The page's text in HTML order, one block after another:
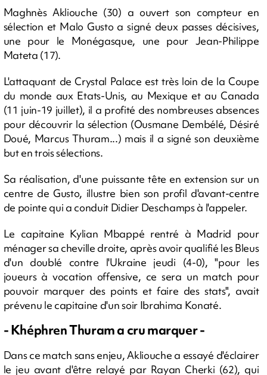
Maghnès Akliouche (30) a ouvert son compteur en
sélection et Malo Gusto a signé deux passes décisives,
une pour le Monégasque, une pour Jean-Philippe
Mateta (17).
L'attaquant de Crystal Palace est très loin de la Coupe
du monde aux Etats-Unis, au Mexique et au Canada
(11 juin-19 juillet), il a profité des nombreuses absences
pour découvrir la sélection (Ousmane Dembélé, Désiré
Doué, Marcus Thuram...) mais il a signé son deuxième
but en trois sélections.
Sa réalisation, d'une puissante tête en extension sur un
centre de Gusto, illustre bien son profil d'avant-centre
de pointe qui a conduit Didier Deschamps à l'appeler.
Le capitaine Kylian Mbappé rentré à Madrid pour
ménager sa cheville droite, après avoir qualifié les Bleus
d'un doublé contre l'Ukraine jeudi (4-0), "pour les
joueurs à vocation offensive, ce sera un match pour
pouvoir marquer des points et faire des stats", avait
prévenu le capitaine d'un soir Ibrahima Konaté.
- Khéphren Thuram a cru marquer -
Dans ce match sans enjeu, Akliouche a essayé d'éclairer
le jeu avant d'être relayé par Rayan Cherki (62), qui